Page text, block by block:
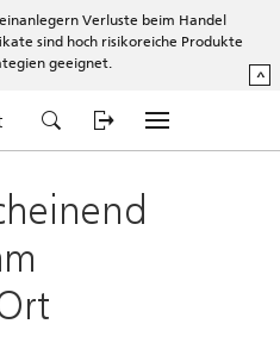
Verluste beim Handel
sind hoch risikoreiche Produkte
geeignet.
^